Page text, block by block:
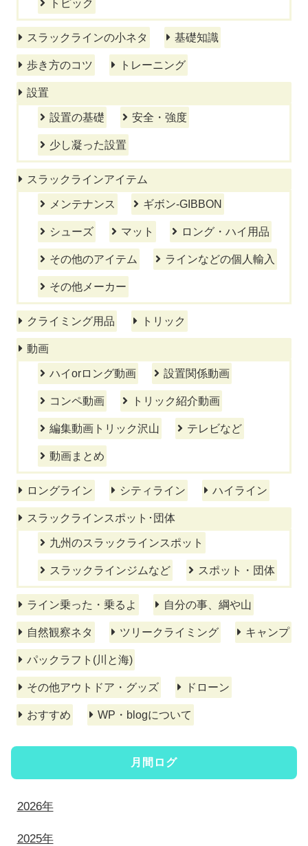
トピック
スラックラインの小ネタ 基礎知識
歩き方のコツ トレーニング
設置
設置の基礎 安全・強度
少し凝った設置
スラックラインアイテム
メンテナンス ギボン-GIBBON
シューズ マット ロング・ハイ用品
その他のアイテム ラインなどの個人輸入
その他メーカー
クライミング用品 トリック
動画
ハイorロング動画 設置関係動画
コンペ動画 トリック紹介動画
編集動画トリック沢山 テレビなど
動画まとめ
ロングライン シティライン ハイライン
スラックラインスポット･団体
九州のスラックラインスポット
スラックラインジムなど スポット・団体
ライン乗った・乗るよ 自分の事、綱や山
自然観察ネタ ツリークライミング キャンプ
パックラフト(川と海)
その他アウトドア・グッズ ドローン
おすすめ WP・blogについて
月間ログ
2026年
2025年